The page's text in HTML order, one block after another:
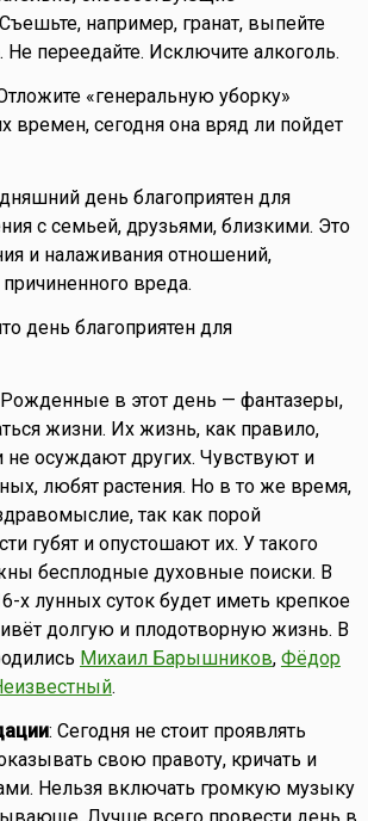
например, гранат, выпейте
Не переедайте. Исключите алкоголь.
«генеральную уборку»
времен, сегодня она вряд ли пойдет
день благоприятен для
с семьей, друзьями, близкими. Это
и налаживания отношений,
вреда.
день благоприятен для
в этот день — фантазеры,
жизни. Их жизнь, как правило,
не осуждают других. Чувствуют и
любят растения. Но в то же время,
так как порой
губят и опустошают их. У такого
бесплодные духовные поиски. В
х лунных суток будет иметь крепкое
долгую и плодотворную жизнь. В
Михаил Барышников, Фёдор
.
: Сегодня не стоит проявлять
свою правоту, кричать и
Нельзя включать громкую музыку